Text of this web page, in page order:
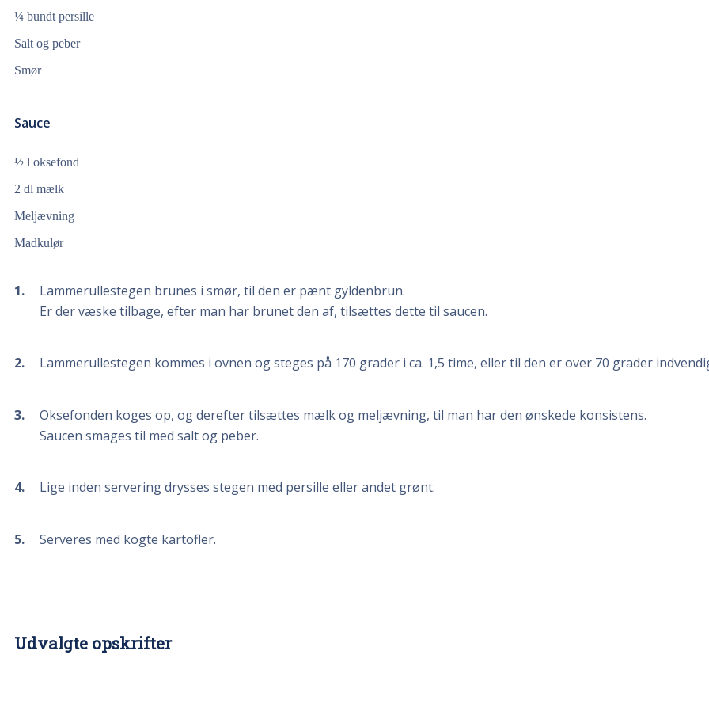
¼ bundt persille
Salt og peber
Smør
Sauce
½ l oksefond
2 dl mælk
Meljævning
Madkulør
1
Lammerullestegen brunes i smør, til den er pænt gyldenbrun.
Er der væske tilbage, efter man har brunet den af, tilsættes dette til saucen.
2 Lammerullestegen kommes i ovnen og steges på 170 grader i ca. 1,5 time, eller til den er over 70 grader
3
Oksefonden koges op, og derefter tilsættes mælk og meljævning, til man har den ønskede konsistens.
Saucen smages til med salt og peber.
4 Lige inden servering drysses stegen med persille eller andet grønt.
5 Serveres med kogte kartofler.
Udvalgte opskrifter